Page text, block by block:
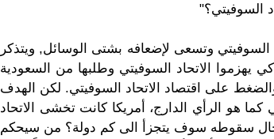
السوفيتي؟"
السوفيتي وتسعى لإضعافه بشتى الوسائل, ويتذكر
يهزموا الاتحاد السوفيتي وطلبها من السعودية
على اقتصاد الاتحاد السوفيتي. لكن الهدف
كما هو الرأي الدارج، أمريكا كانت تخشى الاتحاد
حال سقوطه سوف يتجزأ الى كم دولة؟ من سيحكم